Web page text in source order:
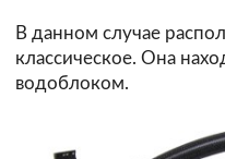
В данном случае
классическое. Она
водоблоком.